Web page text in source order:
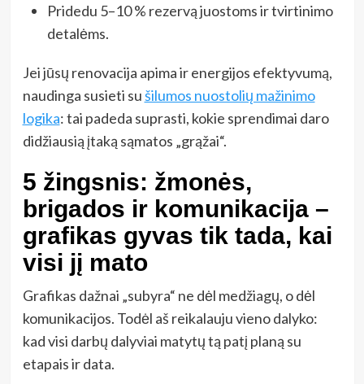
Pridedu 5–10 % rezervą juostoms ir tvirtinimo
detalėms.
Jei jūsų renovacija apima ir energijos efektyvumą,
naudinga susieti sušilumos nuostolių mažinimo
logika: tai padeda suprasti, kokie sprendimai daro
didžiausią įtaką sąmatos „grąžai“.
5 žingsnis: žmonės,
brigados ir komunikacija –
grafikas gyvas tik tada, kai
visi jį mato
Grafikas dažnai „subyra“ ne dėl medžiagų, o dėl
komunikacijos. Todėl aš reikalauju vieno dalyko:
kad visi darbų dalyviai matytų tą patį planą su
etapais ir data.